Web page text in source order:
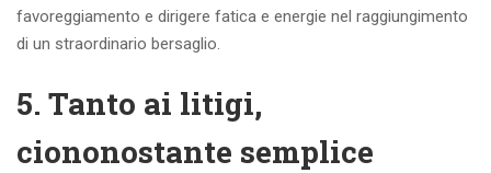
favoreggiamento e dirigere fatica e energie nel raggiungimento
di un straordinario bersaglio.
5. Tanto ai litigi,
ciononostante semplice